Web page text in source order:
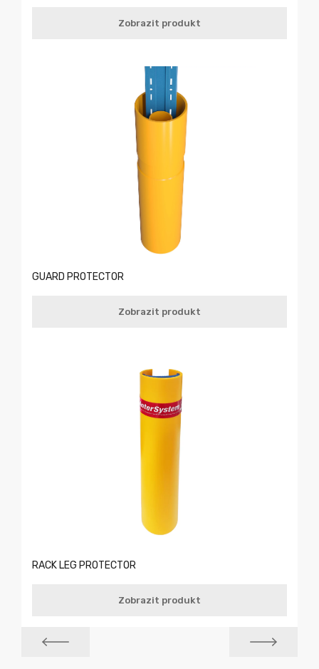
Zobrazit produkt
GUARD PROTECTOR
Zobrazit produkt
RACK LEG PROTECTOR
Zobrazit produkt